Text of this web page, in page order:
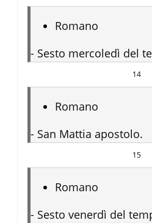
Romano
- Sesto mercoledì del
14
Romano
- San Mattia apostolo.
15
Romano
- Sesto venerdì del